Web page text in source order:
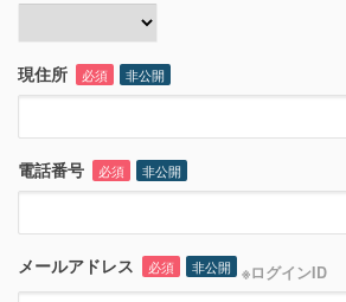
現住所 必須 非公開
電話番号 必須 非公開
メールアドレス 必須 非公開 ※ログインID